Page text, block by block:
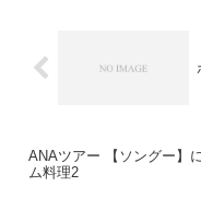
ANAツアー 【ソングー】
ム料理2